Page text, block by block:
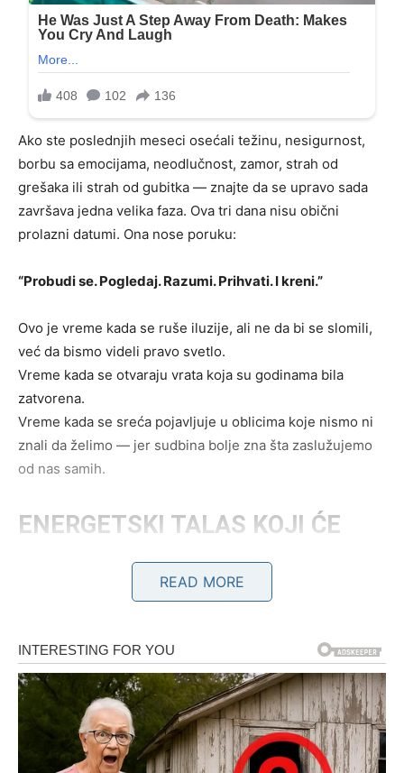
Ako ste poslednjih meseci osećali težinu, nesigurnost,
borbu sa emocijama, neodlučnost, zamor, strah od
grešaka ili strah od gubitka — znajte da se upravo sada
završava jedna velika faza. Ova tri dana nisu obični
prolazni datumi. Ona nose poruku:
“Probudi se. Pogledaj. Razumi. Prihvati. I kreni.”
Ovo je vreme kada se ruše iluzije, ali ne da bi se slomili,
već da bismo videli pravo svetlo.
Vreme kada se otvaraju vrata koja su godinama bila
zatvorena.
Vreme kada se sreća pojavljuje u oblicima koje nismo ni
znali da želimo — jer sudbina bolje zna šta zaslužujemo
od nas samih.
ENERGETSKI TALAS KOJI ĆE
PROMENITI MNOGE ZNAKOVE
Ova tri dana donose tri vrste snažnih vibracija:
1. Istina izlazi na površinu
Možda nešto što vas je mučilo od septembra.
Možda pitanje koje ste gurali pod tepih.
Možda emocija koju ste skrivali i od sebe i od drugih.
READ MORE